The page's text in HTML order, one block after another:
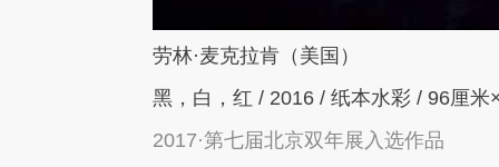
劳林·麦克拉肯（美国）
黑，白，红 / 2016 / 纸本水彩 / 96厘米
2017·第七届北京双年展入选作品